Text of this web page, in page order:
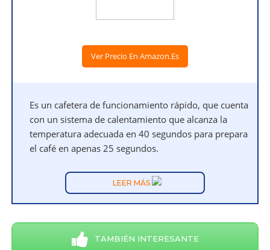
Ver Precio En Amazon.es
Es un cafetera de funcionamiento rápido, que cuenta
con un sistema de calentamiento que alcanza la
temperatura adecuada en 40 segundos para prepara
el café en apenas 25 segundos.
LEER MÁS
TAMBIÉN INTERESANTE